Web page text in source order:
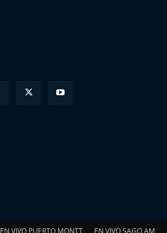
EN VIVO PUERTO MONTT EN VIVO SAGO AM